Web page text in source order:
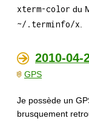
xterm-color du
~/.terminfo/x
2010-04-
GPS
Je possède un
brusquement